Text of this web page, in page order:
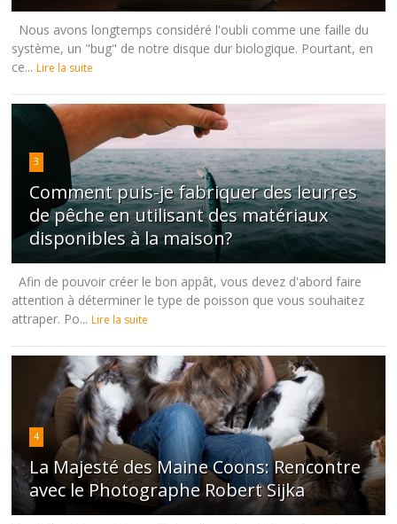
Nous avons longtemps considéré l'oubli comme une faille du
système, un "bug" de notre disque dur biologique. Pourtant, en
ce... Lire la suite
3
Comment puis-je fabriquer des leurres
de pêche en utilisant des matériaux
disponibles à la maison?
Afin de pouvoir créer le bon appât, vous devez d'abord faire
attention à déterminer le type de poisson que vous souhaitez
attraper. Po... Lire la suite
4
La Majesté des Maine Coons: Rencontre
avec le Photographe Robert Sijka